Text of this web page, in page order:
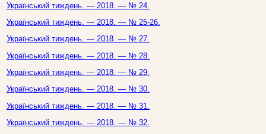
Український тиждень. — 2018. — № 24.
Український тиждень. — 2018. — № 25-26.
Український тиждень. — 2018. — № 27.
Український тиждень. — 2018. — № 28.
Український тиждень. — 2018. — № 29.
Український тиждень. — 2018. — № 30.
Український тиждень. — 2018. — № 31.
Український тиждень. — 2018. — № 32.